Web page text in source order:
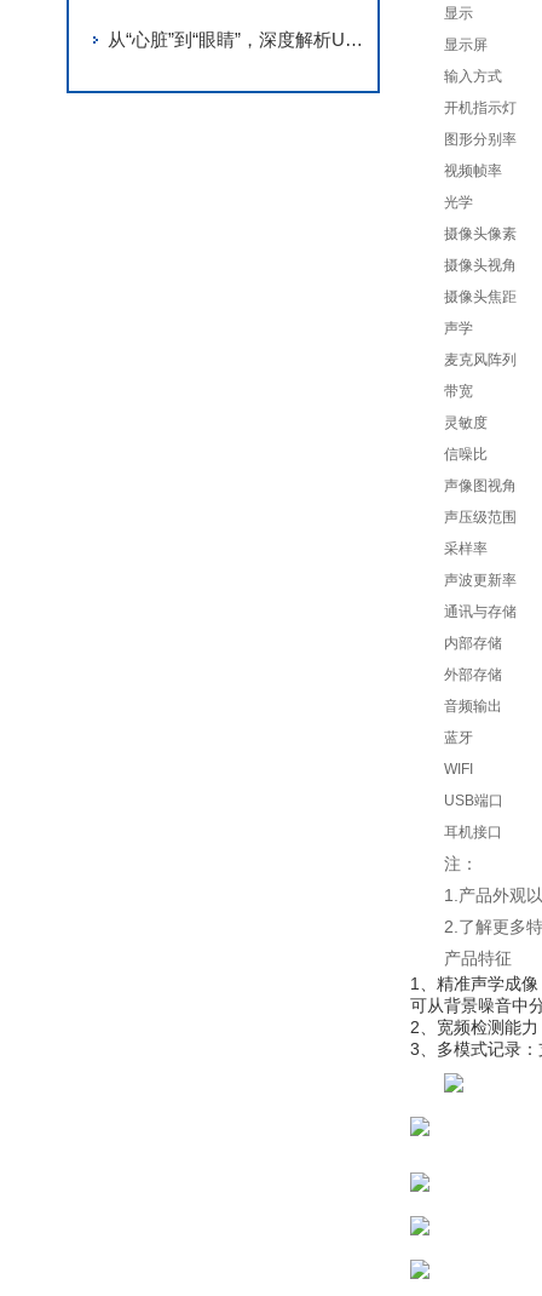
从“心脏”到“眼睛”，深度解析UHV电缆交流耐压串联谐振的精密结构
显示
显示屏
输入方式
开机指示灯
图形分别率
视频帧率
光学
摄像头像素
摄像头视角
摄像头焦距
声学
麦克风阵列
带宽
灵敏度
信噪比
声像图视角
声压级范围
采样率
声波更新率
通讯与存储
内部存储
外部存储
音频输出
蓝牙
WIFI
USB端口
耳机接口
注：
1.产品外观
2.了解更多
产品特征
1、精准声学成
可从背景噪音中
2、宽频检测能
3、多模式记录